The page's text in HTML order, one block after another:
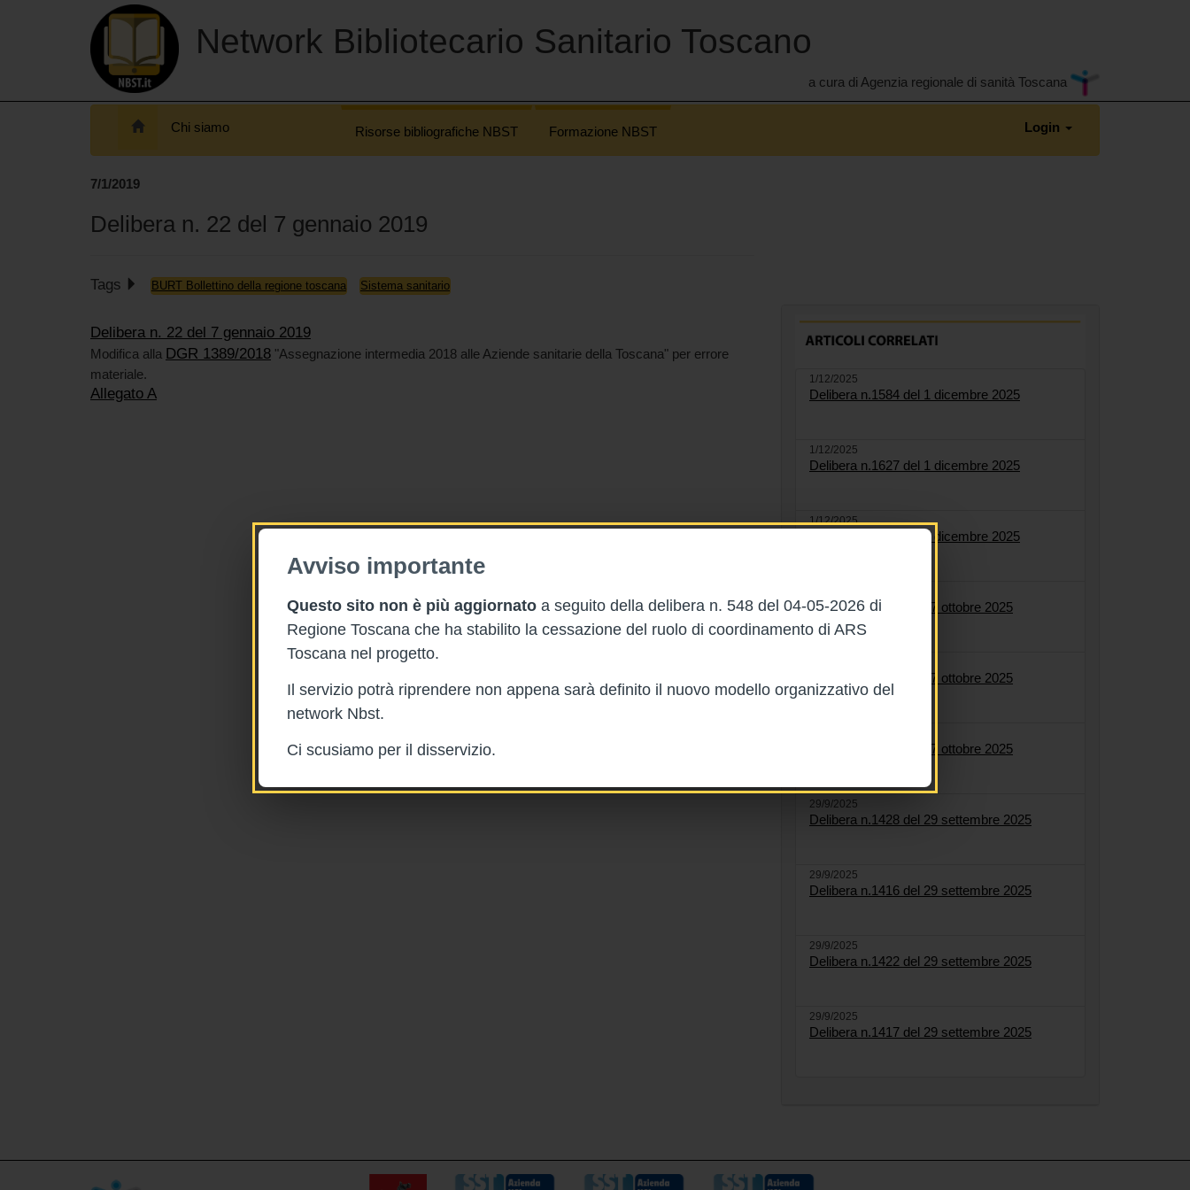
Avviso importante
Questo sito non è più aggiornato a seguito della delibera n. 548 del 04-05-2026 di
Regione Toscana che ha stabilito la cessazione del ruolo di coordinamento di ARS
Toscana nel progetto.
Il servizio potrà riprendere non appena sarà definito il nuovo modello organizzativo del
network Nbst.
Ci scusiamo per il disservizio.
Network Bibliotecario Sanitario Toscano
a cura di Agenzia regionale di sanità Toscana
Chi siamo Risorse bibliografiche NBST Formazione NBST Login
7/1/2019
Delibera n. 22 del 7 gennaio 2019
Tags BURT Bollettino della regione toscana Sistema sanitario
Delibera n. 22 del 7 gennaio 2019
Modifica alla DGR 1389/2018 "Assegnazione intermedia 2018 alle Aziende sanitarie della Toscana" per errore
materiale.
Allegato A
1/12/2025
Delibera n.1584 del 1 dicembre 2025
1/12/2025
Delibera n.1627 del 1 dicembre 2025
1/12/2025
Delibera n.1622 del 1 dicembre 2025
Delibera n.1564 del 27 ottobre 2025
Delibera n.1561 del 27 ottobre 2025
Delibera n.1558 del 27 ottobre 2025
29/9/2025
Delibera n.1428 del 29 settembre 2025
29/9/2025
Delibera n.1416 del 29 settembre 2025
29/9/2025
Delibera n.1422 del 29 settembre 2025
29/9/2025
Delibera n.1417 del 29 settembre 2025